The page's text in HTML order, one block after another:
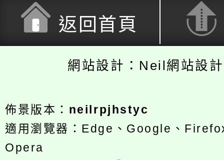
返回首頁
網站設計：Neil網站設
佈景版本： neilrpjhstyc
適用瀏覽器：Edge、Google、
Opera